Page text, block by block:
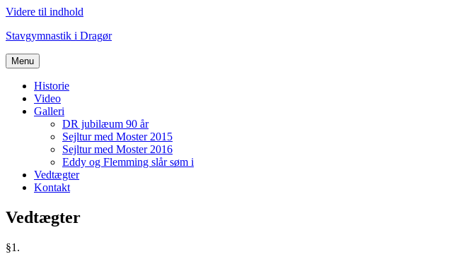
Videre til indhold
Stavgymnastik i Dragør
Menu
Historie
Video
Galleri
DR jubilæum 90 år
Sejltur med Moster 2015
Sejltur med Moster 2016
Eddy og Flemming slår søm i
Vedtægter
Kontakt
Vedtægter
§1.